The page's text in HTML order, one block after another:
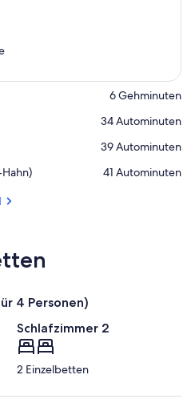
‪6 Gehminuten‬
‪34 Autominuten‬
‪39 Autominuten‬
‪41 Autominuten‬
4 Personen)
Schlafzimmer 2
2 Einzelbetten